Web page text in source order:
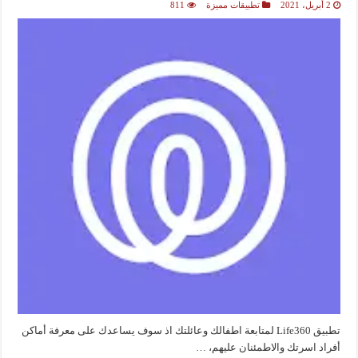
2 أبريل، 2021 تطبيقات مميزة 811
تطبيق Life360 لمتابعة اطفالك وعائلتك اذ سوف يساعدك على معرفة أماكن
أفراد اسرتك والاطمئنان عليهم، …